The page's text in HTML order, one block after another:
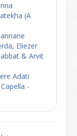
(A
Eliezer
& Arvit
Adati
-